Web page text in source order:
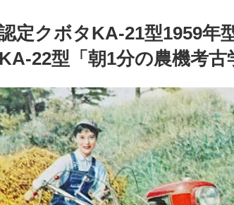
定クボタKA-21型1959年
22型「朝1分の農機考古